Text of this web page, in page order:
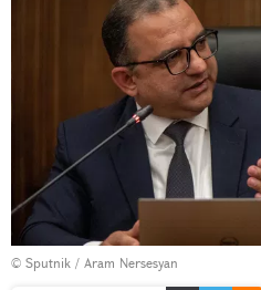
© Sputnik / Aram Nersesyan